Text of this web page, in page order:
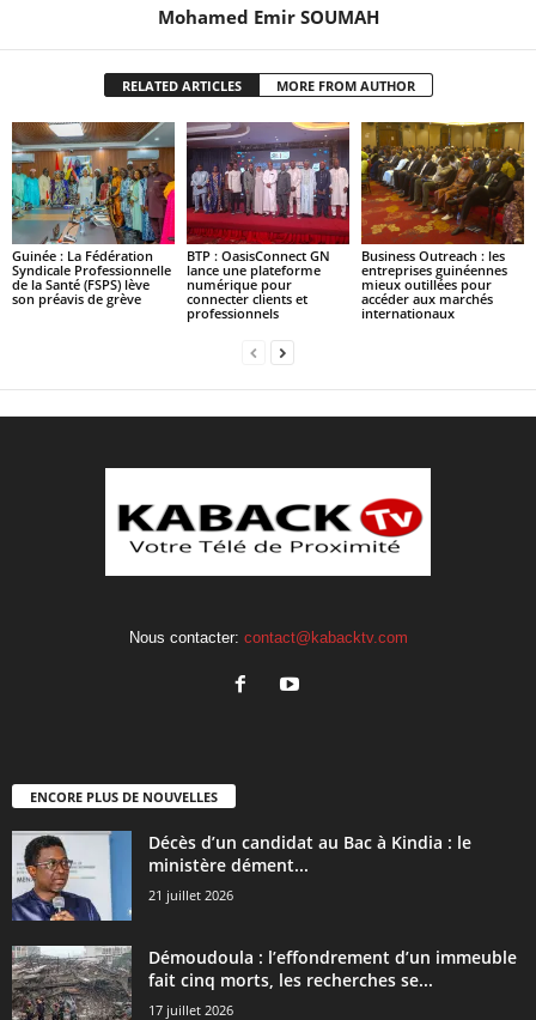
Mohamed Emir SOUMAH
RELATED ARTICLES MORE FROM AUTHOR
Guinée : La Fédération
Syndicale Professionnelle
de la Santé (FSPS) lève
son préavis de grève
BTP : OasisConnect GN
lance une plateforme
numérique pour
connecter clients et
professionnels
Business Outreach : les
entreprises guinéennes
mieux outillées pour
accéder aux marchés
internationaux
Nous contacter: contact@kabacktv.com
ENCORE PLUS DE NOUVELLES
Décès d’un candidat au Bac à Kindia : le
ministère dément...
21 juillet 2026
Démoudoula : l’effondrement d’un immeuble
fait cinq morts, les recherches se...
17 juillet 2026